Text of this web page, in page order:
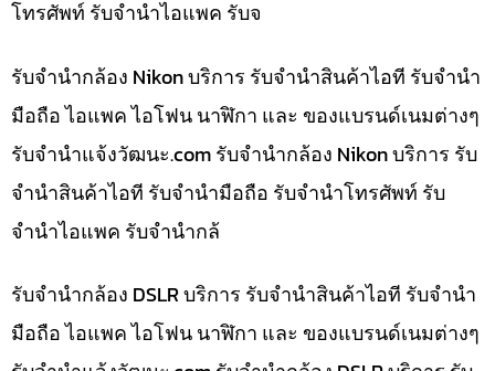
โทรศัพท์ รับจำนำไอแพค รับจ
รับจำนำกล้อง Nikon บริการ รับจำนำสินค้าไอที รับจำนำ
มือถือ ไอแพค ไอโฟน นาฬิกา และ ของแบรนด์เนมต่างๆ
รับจํานําแจ้งวัฒนะ.com รับจำนำกล้อง Nikon บริการ รับ
จำนำสินค้าไอที รับจำนำมือถือ รับจำนำโทรศัพท์ รับ
จำนำไอแพค รับจำนำกล้
รับจำนำกล้อง DSLR บริการ รับจำนำสินค้าไอที รับจำนำ
มือถือ ไอแพค ไอโฟน นาฬิกา และ ของแบรนด์เนมต่างๆ